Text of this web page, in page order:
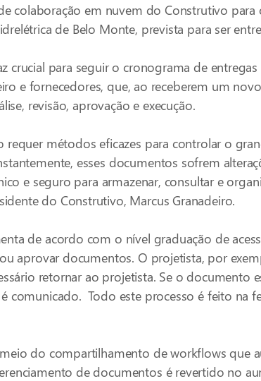
colaboração em nuvem do Construtivo
de Belo Monte, prevista para ser
crucial para seguir o cronograma de
e fornecedores, que, ao receberem um
revisão, aprovação e execução.
requer métodos eficazes para controlar o
esses documentos sofrem
e seguro para armazenar, consultar e
do Construtivo, Marcus Granadeiro.
de acordo com o nível graduação de
aprovar documentos. O projetista, por
retornar ao projetista. Se o documento
comunicado. Todo este processo é feito na
do compartilhamento de workflows que
de documentos é revertido no